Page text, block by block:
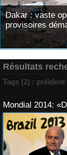
60
Résultats
Tags (2) : préident
Mondial 2014: